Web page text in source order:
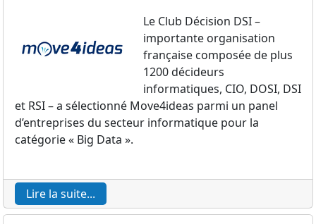
Le Club Décision DSI –
importante organisation
française composée de plus
1200 décideurs
informatiques, CIO, DOSI, DSI
et RSI – a sélectionné Move4ideas parmi un panel
d’entreprises du secteur informatique pour la
catégorie « Big Data ».
Lire la suite...